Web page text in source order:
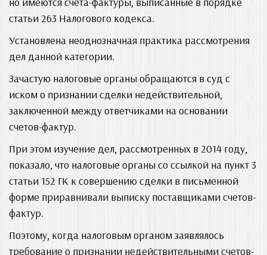
статьи 263 Налогового кодекса.
Установлена неоднозначная практика рассмотрения
дел данной категории.
Зачастую налоговые органы обращаются в суд с
иском о признании сделки недействительной,
заключенной между ответчиками на основании
счетов-фактур.
При этом изучение дел, рассмотренных в 2014 году,
показало, что налоговые органы со ссылкой на пункт 3
статьи 152 ГК к совершению сделки в письменной
форме приравнивали выписку поставщиками счетов-
фактур.
Поэтому, когда налоговым органом заявлялось
требование о признании недействительными счетов-